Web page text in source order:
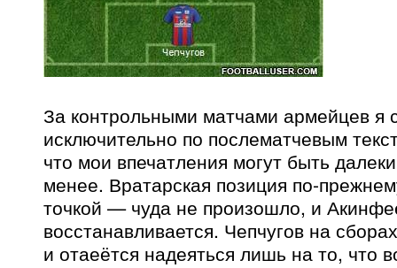
За контрольными матчами армейцев я
исключительно по послематчевым
что мои впечатления могут быть
менее. Вратарская позиция по-
точкой — чуда не произошло, и
восстанавливается. Чепчугов на
и отаеётся надеяться лишь на то, что